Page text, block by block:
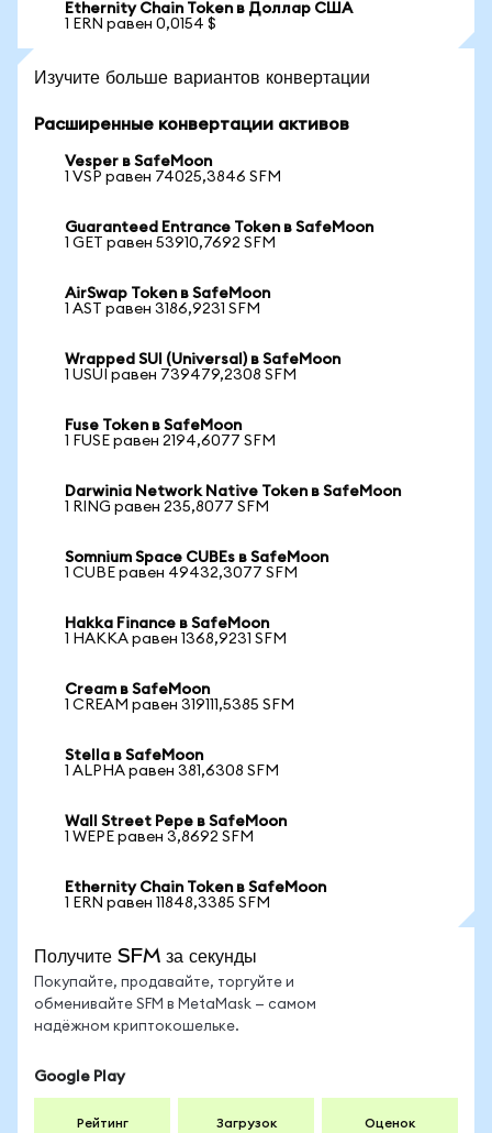
Ethernity Chain Token в Доллар США
1 ERN равен 0,0154 $
Изучите больше вариантов конвертации
Расширенные конвертации активов
Vesper в SafeMoon
1 VSP равен 74025,3846 SFM
Guaranteed Entrance Token в SafeMoon
1 GET равен 53910,7692 SFM
AirSwap Token в SafeMoon
1 AST равен 3186,9231 SFM
Wrapped SUI (Universal) в SafeMoon
1 USUI равен 739479,2308 SFM
Fuse Token в SafeMoon
1 FUSE равен 2194,6077 SFM
Darwinia Network Native Token в SafeMoon
1 RING равен 235,8077 SFM
Somnium Space CUBEs в SafeMoon
1 CUBE равен 49432,3077 SFM
Hakka Finance в SafeMoon
1 HAKKA равен 1368,9231 SFM
Cream в SafeMoon
1 CREAM равен 319111,5385 SFM
Stella в SafeMoon
1 ALPHA равен 381,6308 SFM
Wall Street Pepe в SafeMoon
1 WEPE равен 3,8692 SFM
Ethernity Chain Token в SafeMoon
1 ERN равен 11848,3385 SFM
Получите SFM за секунды
Покупайте, продавайте, торгуйте и
обменивайте SFM в MetaMask — самом
надёжном криптокошельке.
Google Play
Рейтинг Загрузок Оценок